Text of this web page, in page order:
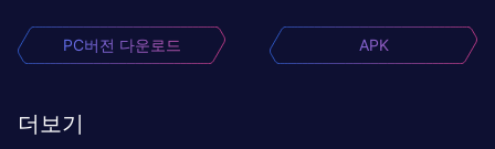
PC버전 다운로드 APK
더보기